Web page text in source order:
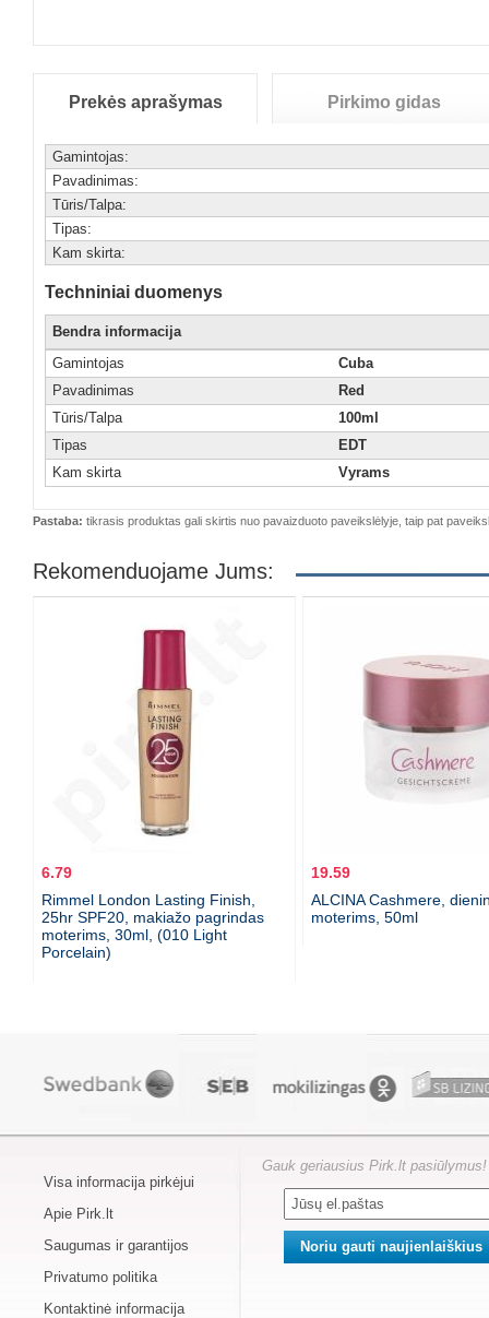
Prekės aprašymas Pirkimo gidas
Gamintojas:
Pavadinimas:
Tūris/Talpa:
Tipas:
Kam skirta:
Techniniai duomenys
Bendra informacija
Gamintojas
Cuba
Pavadinimas
Red
Tūris/Talpa
100ml
Tipas
EDT
Kam skirta
Vyrams
Pastaba: tikrasis produktas gali skirtis nuo pavaizduoto paveikslėlyje, taip pat
Rekomenduojame Jums:
6.79
Rimmel London Lasting Finish,
25hr SPF20, makiažo pagrindas
moterims, 30ml, (010 Light
Porcelain)
19.59
ALCINA Cashmere,
moterims, 50ml
Visa informacija pirkėjui
Apie Pirk.lt
Saugumas ir garantijos
Privatumo politika
Kontaktinė informacija
Gauk geriausius Pirk.lt pasiūlymus!